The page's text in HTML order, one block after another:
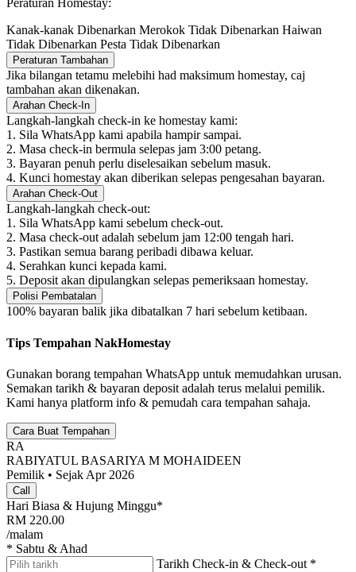
Peraturan Homestay:
Kanak-kanak Dibenarkan Merokok Tidak Dibenarkan Haiwan
Tidak Dibenarkan Pesta Tidak Dibenarkan
Peraturan Tambahan
Jika bilangan tetamu melebihi had maksimum homestay, caj
tambahan akan dikenakan.
Arahan Check-In
Langkah-langkah check-in ke homestay kami:
1. Sila WhatsApp kami apabila hampir sampai.
2. Masa check-in bermula selepas jam 3:00 petang.
3. Bayaran penuh perlu diselesaikan sebelum masuk.
4. Kunci homestay akan diberikan selepas pengesahan bayaran.
Arahan Check-Out
Langkah-langkah check-out:
1. Sila WhatsApp kami sebelum check-out.
2. Masa check-out adalah sebelum jam 12:00 tengah hari.
3. Pastikan semua barang peribadi dibawa keluar.
4. Serahkan kunci kepada kami.
5. Deposit akan dipulangkan selepas pemeriksaan homestay.
Polisi Pembatalan
100% bayaran balik jika dibatalkan 7 hari sebelum ketibaan.
Tips Tempahan NakHomestay
Gunakan borang tempahan WhatsApp untuk memudahkan urusan.
Semakan tarikh & bayaran deposit adalah terus melalui pemilik.
Kami hanya platform info & pemudah cara tempahan sahaja.
Cara Buat Tempahan
RA
RABIYATUL BASARIYA M MOHAIDEEN
Pemilik • Sejak Apr 2026
Call
Hari Biasa & Hujung Minggu*
RM 220.00
/malam
* Sabtu & Ahad
Tarikh Check-in & Check-out *